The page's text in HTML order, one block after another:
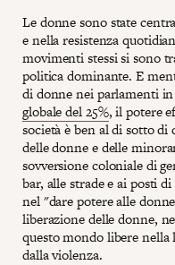
Le donne sono state
e nella resistenza
movimenti stessi si sono
politica dominante. E
di donne nei parlamenti
globale del 25%, il potere
società è ben al di sotto
delle donne e delle
sovversione coloniale di
bar, alle strade e ai posti
nel "dare potere alle
liberazione delle donne,
questo mondo libere
dalla violenza.